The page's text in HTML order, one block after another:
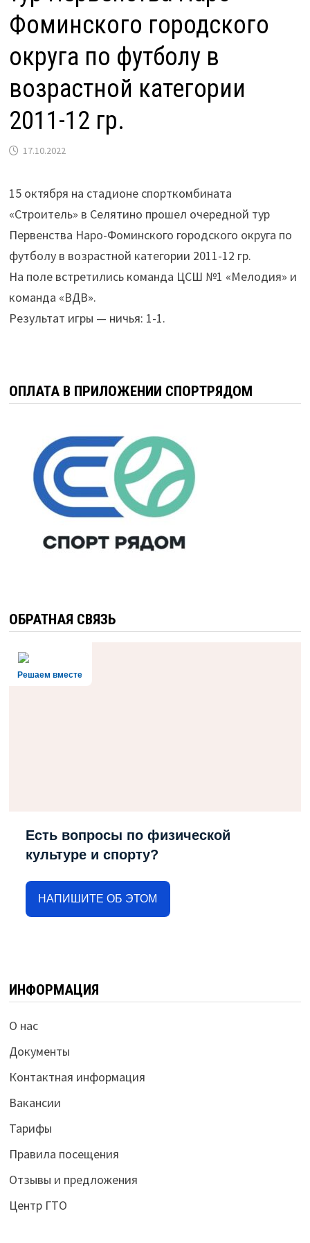
Фоминского городского
округа по футболу в
возрастной категории
2011-12 гр.
17.10.2022
15 октября на стадионе спорткомбината
«Строитель» в Селятино прошел очередной тур
Первенства Наро-Фоминского городского округа по
футболу в возрастной категории 2011-12 гр.
На поле встретились команда ЦСШ №1 «Мелодия» и
команда «ВДВ».
Результат игры — ничья: 1-1.
ОПЛАТА В ПРИЛОЖЕНИИ СПОРТРЯДОМ
ОБРАТНАЯ СВЯЗЬ
Решаем вместе
Есть вопросы по физической
культуре и спорту?
НАПИШИТЕ ОБ ЭТОМ
ИНФОРМАЦИЯ
О нас
Документы
Контактная информация
Вакансии
Тарифы
Правила посещения
Отзывы и предложения
Центр ГТО